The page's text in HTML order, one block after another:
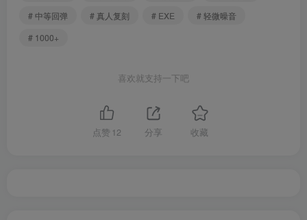
# 中等回弹
# 真人复刻 # EXE
# 轻微噪音
# 1000+
喜欢就支持一下吧
点赞 12 分享 收藏